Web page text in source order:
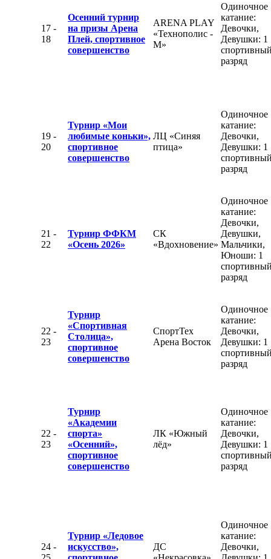
17 -
18
Осенний турнир
на призы Арена
Плей, спортивное
совершенство
ARENA PLAY
«Технополис -
М»
Одиночное
катание:
Девочки,
Девушки: 1
разряд
19 -
20
Турнир «Мои
любимые коньки»,
спортивное
совершенство
ЛЦ «Синяя
птица»
Одиночное
катание:
Девочки,
Девушки: 1
разряд
21 -
22
Турнир ФФКМ
«Осень 2026»
СК
«Вдохновение»
Одиночное
катание:
Девочки,
Девушки,
Мальчики,
Юноши: 1
разряд
22 -
23
Турнир
«Спортивная
Столица»,
спортивное
совершенство
СпортТех
Арена Восток
Одиночное
катание:
Девочки,
Девушки: 1
разряд
22 -
23
Турнир
«Академии
спорта»
«Осенний»,
спортивное
совершенство
ЛК «Южный
лёд»
Одиночное
катание:
Девочки,
Девушки: 1
разряд
24 -
Турнир «Ледовое
искусство»,
ДС
Одиночное
катание:
Девочки,